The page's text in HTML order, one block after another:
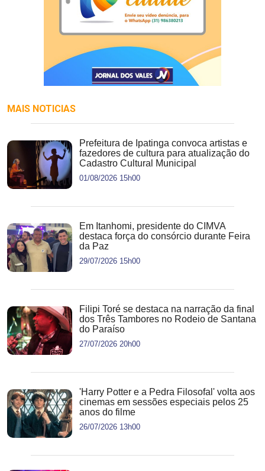
MAIS NOTICIAS
Prefeitura de Ipatinga convoca artistas e
fazedores de cultura para atualização do
Cadastro Cultural Municipal
01/08/2026 15h00
Em Itanhomi, presidente do CIMVA
destaca força do consórcio durante Feira
da Paz
29/07/2026 15h00
Filipi Toré se destaca na narração da final
dos Três Tambores no Rodeio de Santana
do Paraíso
27/07/2026 20h00
'Harry Potter e a Pedra Filosofal' volta aos
cinemas em sessões especiais pelos 25
anos do filme
26/07/2026 13h00